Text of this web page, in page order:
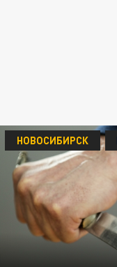
НОВОСИБИРСК